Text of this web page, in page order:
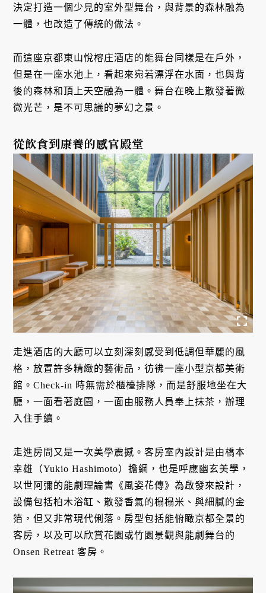
決定打造一個少見的室外型舞台，與背景的森林融為
一體，也改造了傳統的做法。
而這座京都東山悅榕庄酒店的能舞台同樣是在戶外，
但是在一座水池上，看起來宛若漂浮在水面，也與背
後的森林和頂上天空融為一體。舞台在晚上散發著微
微光芒，是不可思議的夢幻之景。
從飲食到康養的感官殿堂
走進酒店的大廳可以立刻深刻感受到低調但華麗的風
格，放置許多精緻的藝術品，彷彿一座小型京都美術
館。Check-in 時無需於櫃檯排隊，而是舒服地坐在大
廳，一面看著庭園，一面由服務人員奉上抹茶，辦理
入住手續。
走進房間又是一次美學震撼。客房室內設計是由橋本
幸雄（Yukio Hashimoto）擔綱，也是呼應幽玄美學，
以世阿彌的能劇理論書《風姿花傳》為啟發來設計，
設備包括柏木浴缸、散發香氣的榻榻米、與細膩的金
箔，但又非常現代俐落。房型包括能俯瞰京都全景的
客房，以及可以欣賞花園或竹園景觀與能劇舞台的
Onsen Retreat 客房。